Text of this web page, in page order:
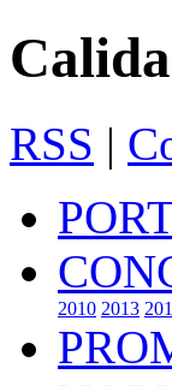
RSS |
2010 2013